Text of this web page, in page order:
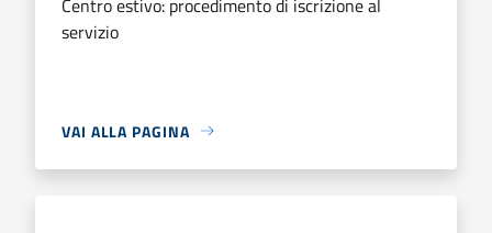
servizio
VAI ALLA PAGINA